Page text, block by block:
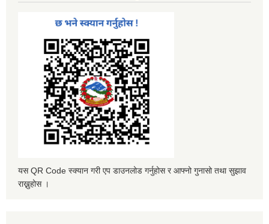
यस QR Code स्क्यान गरी एप डाउनलोड गर्नुहोस र आफ्नो गुनासो तथा सुझाव
राख्नुहोस ।